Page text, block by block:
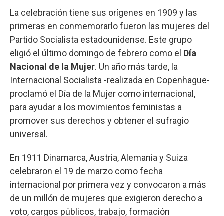
La celebración tiene sus orígenes en 1909 y las
primeras en conmemorarlo fueron las mujeres del
Partido Socialista estadounidense. Este grupo
eligió el último domingo de febrero como el Día
Nacional de la Mujer. Un año más tarde, la
Internacional Socialista -realizada en Copenhague-
proclamó el Día de la Mujer como internacional,
para ayudar a los movimientos feministas a
promover sus derechos y obtener el sufragio
universal.
En 1911 Dinamarca, Austria, Alemania y Suiza
celebraron el 19 de marzo como fecha
internacional por primera vez y convocaron a más
de un millón de mujeres que exigieron derecho a
voto, cargos públicos, trabajo, formación